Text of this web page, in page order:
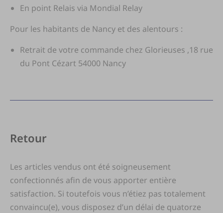
En point Relais via Mondial Relay
Pour les habitants de Nancy et des alentours :
Retrait de votre commande chez Glorieuses ,18 rue
du Pont Cézart 54000 Nancy
Retour
Les articles vendus ont été soigneusement
confectionnés afin de vous apporter entière
satisfaction. Si toutefois vous n’étiez pas totalement
convaincu(e), vous disposez d’un délai de quatorze